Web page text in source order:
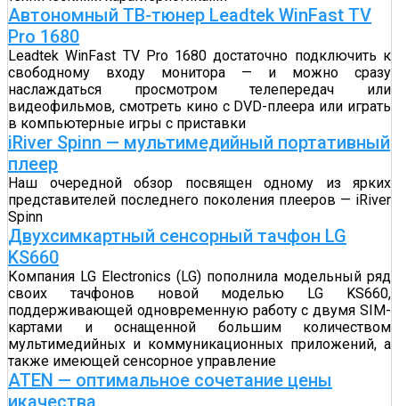
Автономный ТВ-тюнер Leadtek WinFast TV
Pro 1680
Leadtek WinFast TV Pro 1680 достаточно подключить к
свободному входу монитора — и можно сразу
наслаждаться просмотром телепередач или
видеофильмов, смотреть кино с DVD-плеера или играть
в компьютерные игры с приставки
iRiver Spinn — мультимедийный портативный
плеер
Наш очередной обзор посвящен одному из ярких
представителей последнего поколения плееров — iRiver
Spinn
Двухсимкартный сенсорный тачфон LG
KS660
Компания LG Electronics (LG) пополнила модельный ряд
своих тачфонов новой моделью LG KS660,
поддерживающей одновременную работу с двумя SIM-
картами и оснащенной большим количеством
мультимедийных и коммуникационных приложений, а
также имеющей сенсорное управление
ATEN — оптимальное сочетание цены
икачества